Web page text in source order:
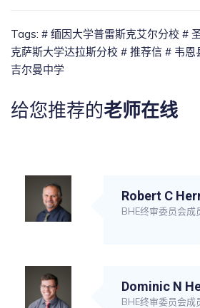
Tags: # 缅因大学普雷斯克艾尔分校 #
克萨斯大学达拉斯分校 # 推荐信 # 韦恩
吉尔曼中学
给您推荐的老师在线
Robert C
BHE终审委员会成
Dominic N
BHE终审委员会成